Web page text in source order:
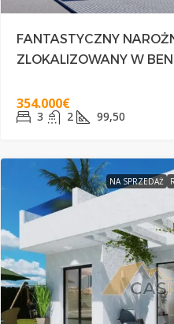
FANTASTYCZNY
ZLOKALIZOWANY W
354.000€
3 2 99,50
NA SPRZEDAŻ
Z
ORIHUELA
2